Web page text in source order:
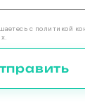
с политикой